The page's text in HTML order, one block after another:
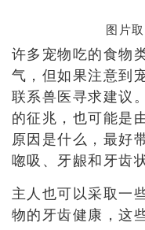
图片
许多宠物吃的食物
气，但如果注意到
联系兽医寻求建议
的征兆，也可能是
原因是什么，最好
唿吸、牙龈和牙齿状
主人也可以采取一
物的牙齿健康，这